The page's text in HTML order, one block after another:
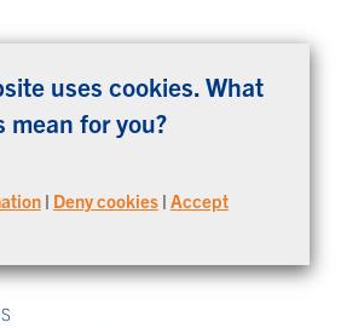
uses cookies. What
mean for you?
| Deny cookies| Accept
België, België
5